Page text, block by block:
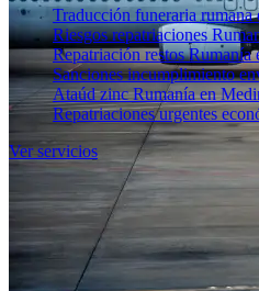
Traducción funeraria
Riesgos repatriaciones
Repatriación restos Rumanía
Sanciones incumplimiento
Ataúd zinc Rumanía en
Repatriaciones urgentes
Ver servicios